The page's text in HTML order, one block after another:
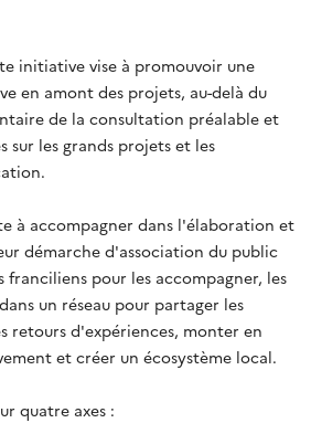
initiative vise à promouvoir une
en amont des projets, au-delà du
de la consultation préalable et
sur les grands projets et les
à accompagner dans l'élaboration et
démarche d'association du public
pour les accompagner, les
un réseau pour partager les
retours d'expériences, monter en
et créer un écosystème local.
quatre axes :